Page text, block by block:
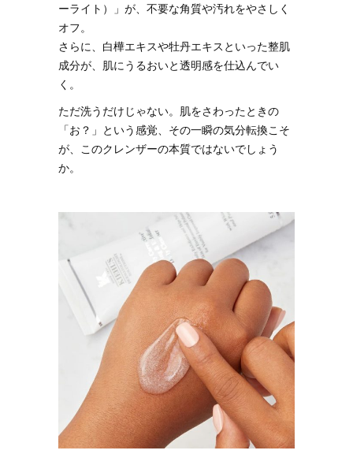
ーライト）」が、不要な角質や汚れをやさしく
オフ。
さらに、白樺エキスや牡丹エキスといった整肌
成分が、肌にうるおいと透明感を仕込んでい
く。
ただ洗うだけじゃない。肌をさわったときの
「お？」という感覚、その一瞬の気分転換こそ
が、このクレンザーの本質ではないでしょう
か。